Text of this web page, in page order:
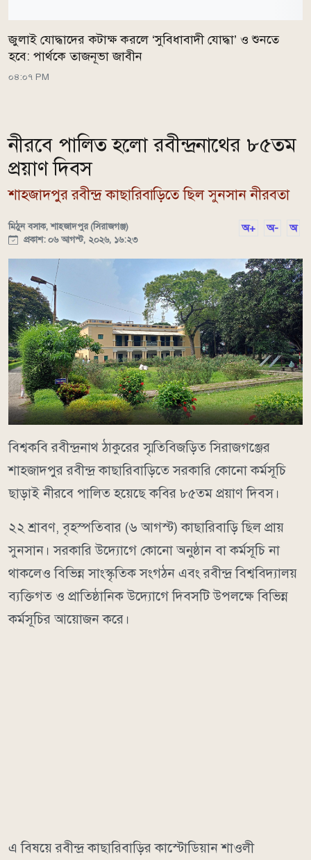
জুলাই যোদ্ধাদের কটাক্ষ করলে ‘সুবিধাবাদী যোদ্ধা’ ও শুনতে
হবে: পার্থকে তাজনূভা জাবীন
০৪:০৭ PM
নীরবে পালিত হলো রবীন্দ্রনাথের ৮৫তম
প্রয়াণ দিবস
শাহজাদপুর রবীন্দ্র কাছারিবাড়িতে ছিল সুনসান নীরবতা
মিঠুন বসাক, শাহজাদপুর (সিরাজগঞ্জ)
প্রকাশ: ০৬ আগস্ট, ২০২৬, ১৬:২৩
অ+ অ- অ
বিশ্বকবি রবীন্দ্রনাথ ঠাকুরের স্মৃতিবিজড়িত সিরাজগঞ্জের
শাহজাদপুর রবীন্দ্র কাছারিবাড়িতে সরকারি কোনো কর্মসূচি
ছাড়াই নীরবে পালিত হয়েছে কবির ৮৫তম প্রয়াণ দিবস।
২২ শ্রাবণ, বৃহস্পতিবার (৬ আগস্ট) কাছারিবাড়ি ছিল প্রায়
সুনসান। সরকারি উদ্যোগে কোনো অনুষ্ঠান বা কর্মসূচি না
থাকলেও বিভিন্ন সাংস্কৃতিক সংগঠন এবং রবীন্দ্র বিশ্ববিদ্যালয়
ব্যক্তিগত ও প্রাতিষ্ঠানিক উদ্যোগে দিবসটি উপলক্ষে বিভিন্ন
কর্মসূচির আয়োজন করে।
এ বিষয়ে রবীন্দ্র কাছারিবাড়ির কাস্টোডিয়ান শাওলী